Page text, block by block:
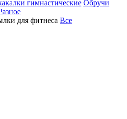
гимнастические Обручи
для фитнеса Все